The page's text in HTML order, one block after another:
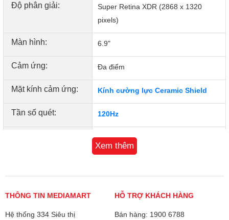
Độ phân giải:
Super Retina XDR (2868 x 1320
pixels)
Màn hình: 6.9"
Cảm ứng: Đa điểm
Mặt kính cảm ứng: Kính cường lực Ceramic Shield
Tần số quét: 120Hz
iOS 26
Xem thêm
THÔNG TIN MEDIAMART
Hệ thống 334 Siêu thị
HỖ TRỢ KHÁCH HÀNG
Bán hàng: 1900 6788